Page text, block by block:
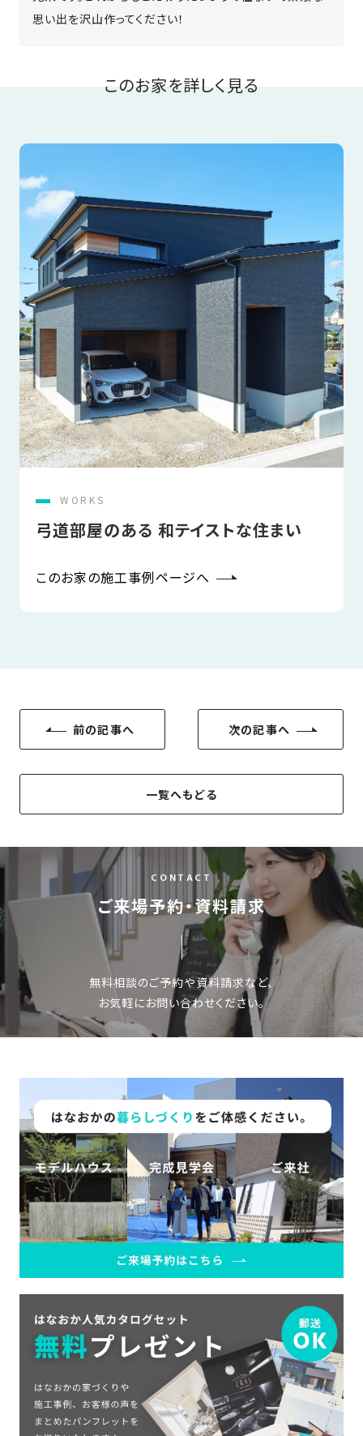
思い出を沢山作ってください！
このお家を詳しく見る
WORKS
弓道部屋のある 和テイストな住まい
このお家の施工事例ページへ
前の記事へ 次の記事へ
一覧へもどる
CONTACT
ご来場予約・資料請求
無料相談のご予約や資料請求など、
お気軽にお問い合わせください。